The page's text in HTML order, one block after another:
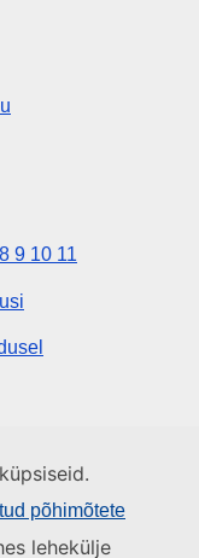
põhimõtete
lehekülje
9 10 11